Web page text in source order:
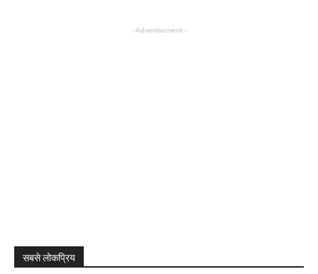
- Advertisement -
सबसे लोकप्रिय